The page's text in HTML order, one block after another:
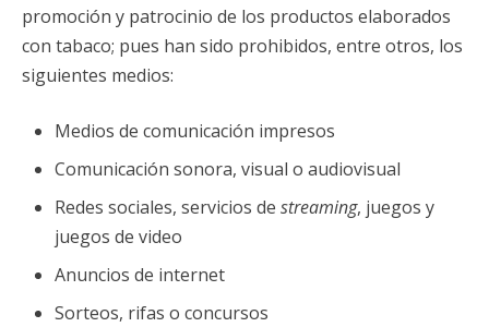
promoción y patrocinio de los productos elaborados
con tabaco; pues han sido prohibidos, entre otros, los
siguientes medios:
Medios de comunicación impresos
Comunicación sonora, visual o audiovisual
Redes sociales, servicios de streaming, juegos y
juegos de video
Anuncios de internet
Sorteos, rifas o concursos